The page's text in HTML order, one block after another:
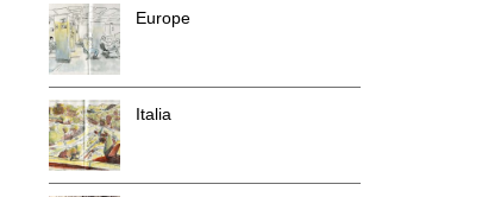
Europe
Italia